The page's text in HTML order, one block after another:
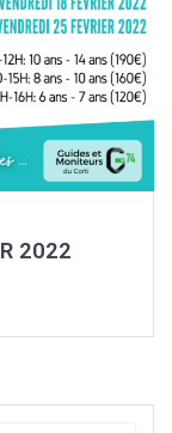
2022